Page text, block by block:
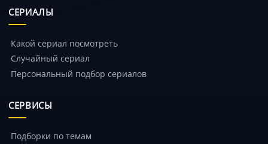
СЕРИАЛЫ
Какой сериал посмотреть
Случайный сериал
Персональный подбор сериалов
СЕРВИСЫ
Подборки по темам